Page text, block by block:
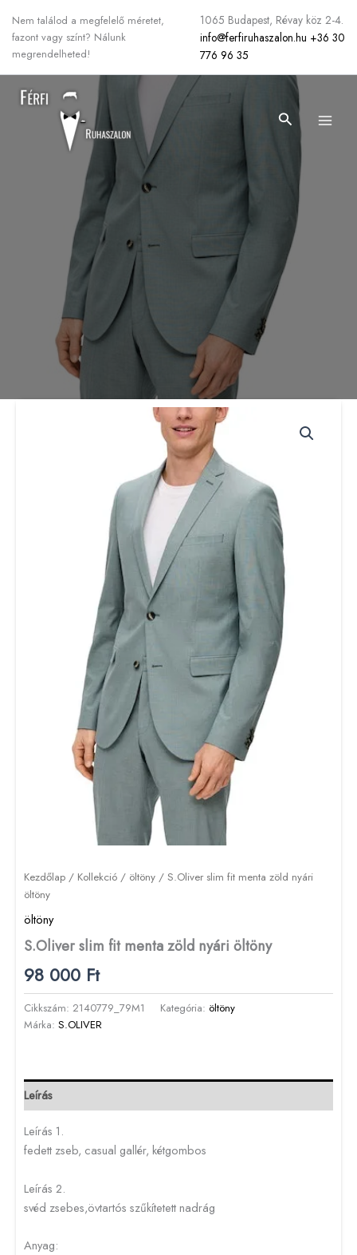
Nem találod a megfelelő méretet,
fazont vagy színt? Nálunk
megrendelheted!
1065 Budapest, Révay köz 2-4.
info@ferfiruhaszalon.hu +36 30
776 96 35
Search
Kezdőlap / Kollekció / öltöny / S.Oliver slim fit menta zöld nyári
öltöny
öltöny
S.Oliver slim fit menta zöld nyári öltöny
98 000 Ft
Cikkszám: 2140779_79M1 Kategória: öltöny
Márka: S.OLIVER
Leírás
Leírás 1.
fedett zseb, casual gallér, kétgombos
Leírás 2.
svéd zsebes,övtartós szűkítetett nadrág
Anyag: